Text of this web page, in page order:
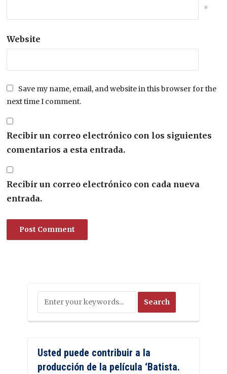
*
Website
Save my name, email, and website in this browser for the
next time I comment.
Recibir un correo electrónico con los siguientes
comentarios a esta entrada.
Recibir un correo electrónico con cada nueva
entrada.
Usted puede contribuir a la
producción de la película ‘Batista.